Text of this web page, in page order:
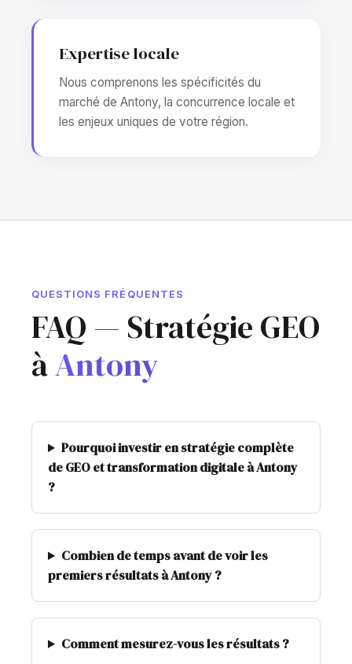
Expertise locale
Nous comprenons les spécificités du
marché de Antony, la concurrence locale et
les enjeux uniques de votre région.
QUESTIONS FRÉQUENTES
FAQ — Stratégie GEO
àAntony
Pourquoi investir en stratégie complète
de GEO et transformation digitale à Antony
?
Combien de temps avant de voir les
premiers résultats à Antony ?
Comment mesurez-vous les résultats ?